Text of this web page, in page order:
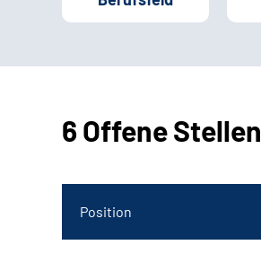
6 Offene Stellen
Position